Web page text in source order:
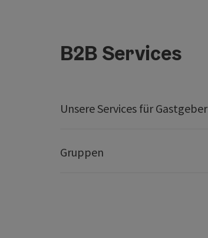
B2B Services
Unsere Services für Gastgeber
Gruppen